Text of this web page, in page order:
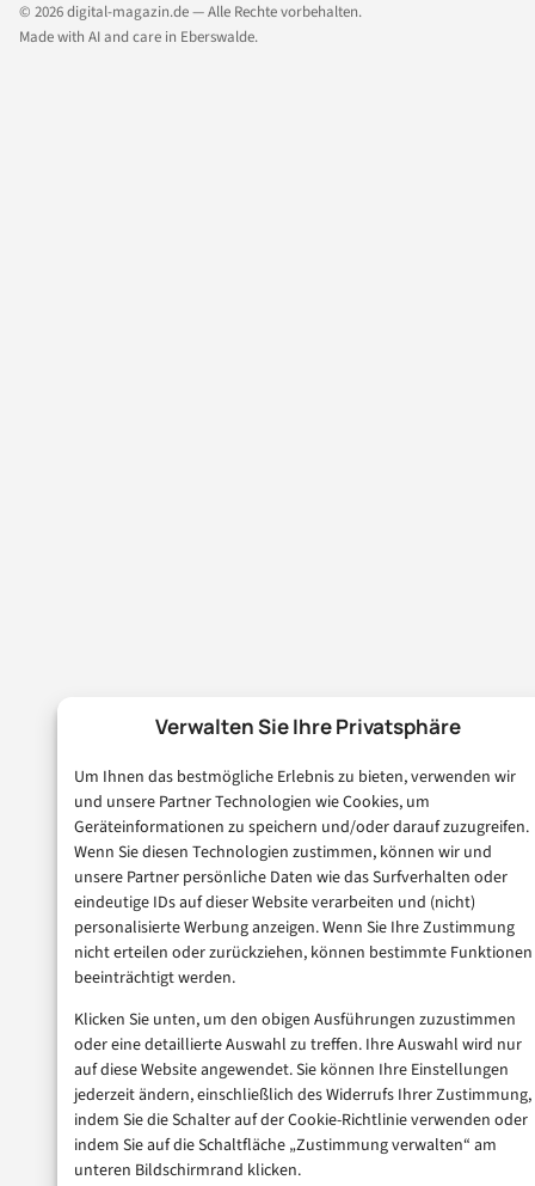
Verwalten Sie Ihre Privatsphäre
Um Ihnen das bestmögliche Erlebnis zu bieten, verwenden wir
und unsere Partner Technologien wie Cookies, um
Geräteinformationen zu speichern und/oder darauf zuzugreifen.
Wenn Sie diesen Technologien zustimmen, können wir und
unsere Partner persönliche Daten wie das Surfverhalten oder
eindeutige IDs auf dieser Website verarbeiten und (nicht)
personalisierte Werbung anzeigen. Wenn Sie Ihre Zustimmung
nicht erteilen oder zurückziehen, können bestimmte Funktionen
beeinträchtigt werden.
Klicken Sie unten, um den obigen Ausführungen zuzustimmen
oder eine detaillierte Auswahl zu treffen. Ihre Auswahl wird nur
auf diese Website angewendet. Sie können Ihre Einstellungen
jederzeit ändern, einschließlich des Widerrufs Ihrer Zustimmung,
indem Sie die Schalter auf der Cookie-Richtlinie verwenden oder
indem Sie auf die Schaltfläche „Zustimmung verwalten“ am
unteren Bildschirmrand klicken.
© 2026 digital-magazin.de — Alle Rechte vorbehalten.
Made with AI and care in Eberswalde.